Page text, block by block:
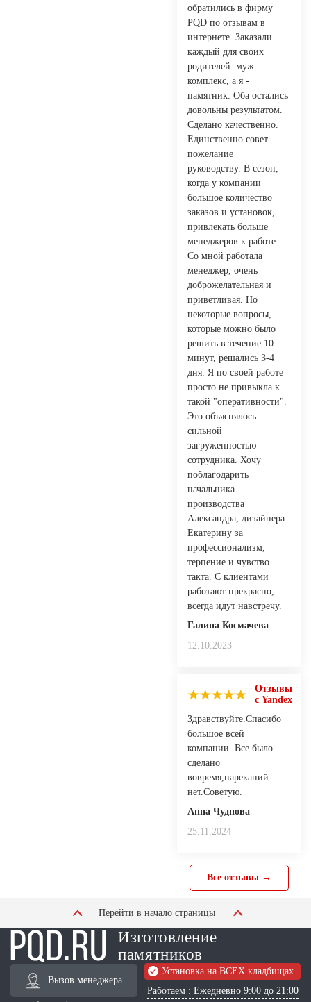
обратились в фирму
PQD по отзывам в
интернете. Заказали
каждый для своих
родителей: муж
комплекс, а я -
памятник. Оба остались
довольны результатом.
Сделано качественно.
Единственно совет-
пожелание
руководству. В сезон,
когда у компании
большое количество
заказов и установок,
привлекать больше
менеджеров к работе.
Со мной работала
менеджер, очень
доброжелательная и
приветливая. Но
некоторые вопросы,
которые можно было
решить в течение 10
минут, решались 3-4
дня. Я по своей работе
просто не привыкла к
такой "оперативности".
Это объяснялось
сильной
загруженностью
сотрудника. Хочу
поблагодарить
начальника
производства
Александра, дизайнера
Екатерину за
профессионализм,
терпение и чувство
такта. С клиентами
работают прекрасно,
всегда идут навстречу.
Галина Космачева
12.10.2023
Отзывы
с Yandex
Здравствуйте.Спасибо
большое всей
компании. Все было
сделано
вовремя,нареканий
нет.Советую.
Анна Чуднова
25.11.2024
Все отзывы →
Перейти в начало страницы
Изготовление
памятников
Вызов менеджера
Установка на ВСЕХ кладбищах
Работаем : Ежедневно 9:00 до 21:00